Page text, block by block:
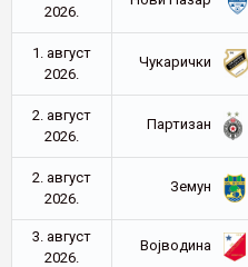
2026.
1. август
2026.
Чукарички
2. август
2026.
Партизан
2. август
2026.
Земун
3. август
2026.
Војводина